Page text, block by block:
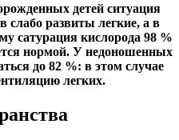
детей ситуация
слабо развиты легкие, а в
сатурация кислорода 98 %
нормой. У недоношенных
до 82 %: в этом случае
легких.